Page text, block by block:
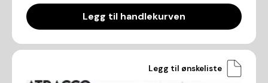
Legg til handlekurven
Legg til ønskeliste